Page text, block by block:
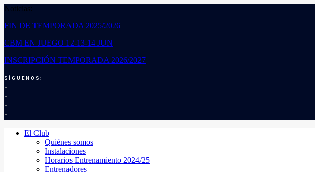
Noticias:
FIN DE TEMPORADA 2025/2026
CBM EN JUEGO 12-13-14 JUN
INSCRIPCIÓN TEMPORADA 2026/2027
SÍGUENOS:
El Club
Quiénes somos
Instalaciones
Horarios Entrenamiento 2024/25
Entrenadores